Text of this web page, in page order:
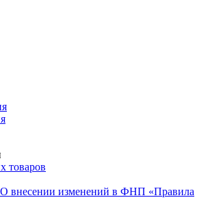
товаров
внесении изменений в ФНП «Правила